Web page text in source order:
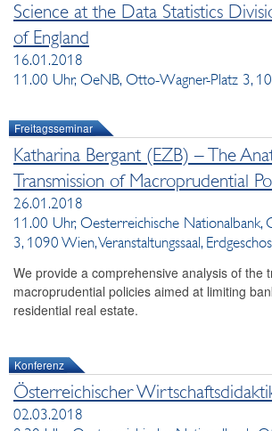
Science at the Data Statistics
of England
16.01.2018
11.00 Uhr, OeNB, Otto-Wagner-Platz 3,
Freitagsseminar
Katharina Bergant (EZB) – The
Transmission of Macroprudential
26.01.2018
11.00 Uhr, Oesterreichische Nationalbank,
3, 1090 Wien, Veranstaltungssaal,
We provide a comprehensive analysis of the
macroprudential policies aimed at limiting
residential real estate.
Konferenz
Österreichischer
02.03.2018